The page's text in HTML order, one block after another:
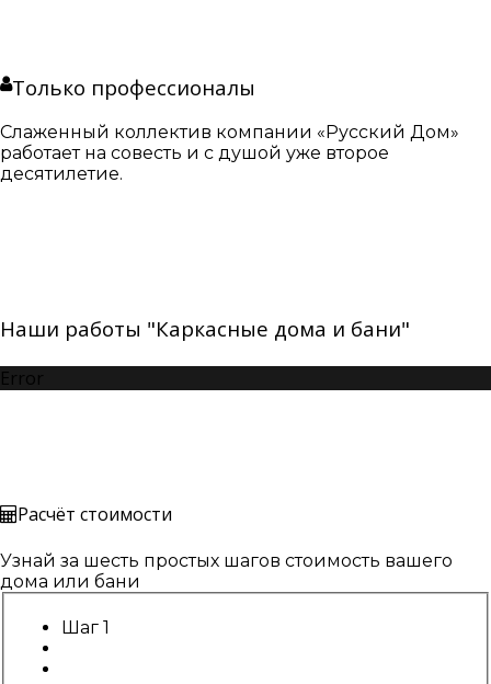
Только профессионалы
Слаженный коллектив компании «Русский Дом»
работает на совесть и с душой уже второе
десятилетие.
Наши работы "Каркасные дома и бани"
Error
Расчёт стоимости
Узнай за шесть простых шагов стоимость вашего
дома или бани
Шаг 1